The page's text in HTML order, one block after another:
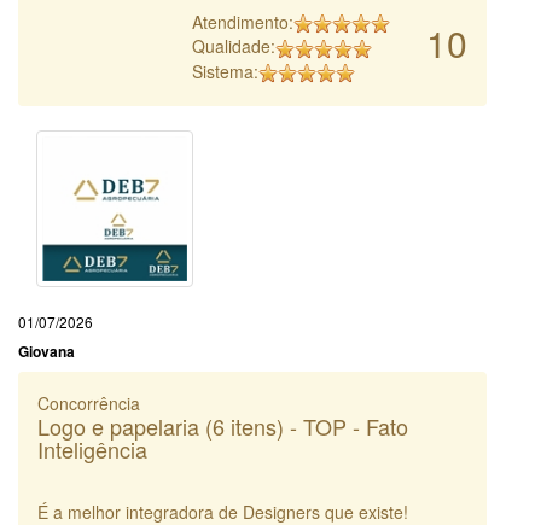
10
Atendimento:
Qualidade:
Sistema:
01/07/2026
Giovana
Concorrência
Logo e papelaria (6 itens) - TOP - Fato
Inteligência
É a melhor integradora de Designers que existe!